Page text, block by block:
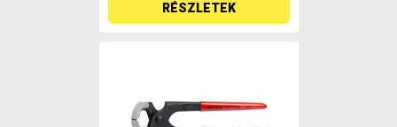
RÉSZLETEK